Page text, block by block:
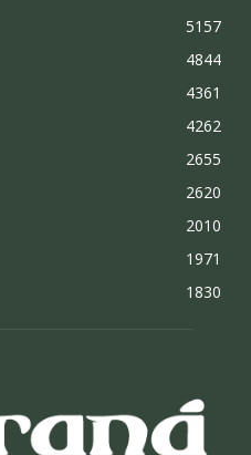
5157
4844
4361
4262
2655
2620
2010
1971
1830